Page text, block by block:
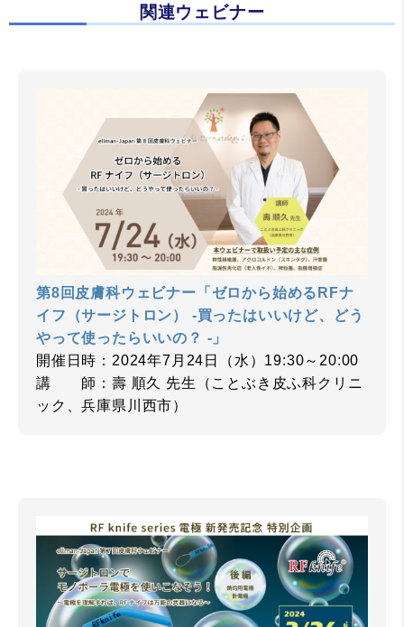
関連ウェビナー
第8回皮膚科ウェビナー「ゼロから始めるRFナ
イフ（サージトロン） -買ったはいいけど、どう
やって使ったらいいの？ -」
開催日時：2024年7月24日（水）19:30～20:00
講 師：壽 順久 先生（ことぶき皮ふ科クリニ
ック、兵庫県川西市）